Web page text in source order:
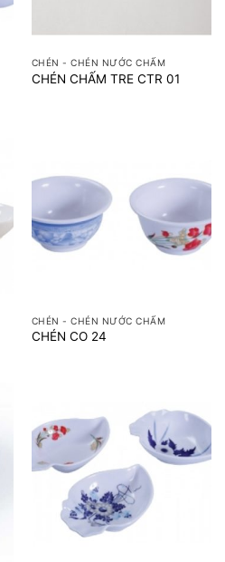
CHÉN - CHÉN NƯỚC CHẤM
CHÉN CHẤM TRE CTR 01
CHÉN - CHÉN NƯỚC CHẤM
CHÉN CO 24